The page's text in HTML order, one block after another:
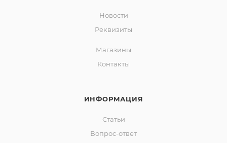
Новости
Реквизиты
Магазины
Контакты
ИНФОРМАЦИЯ
Статьи
Вопрос-ответ